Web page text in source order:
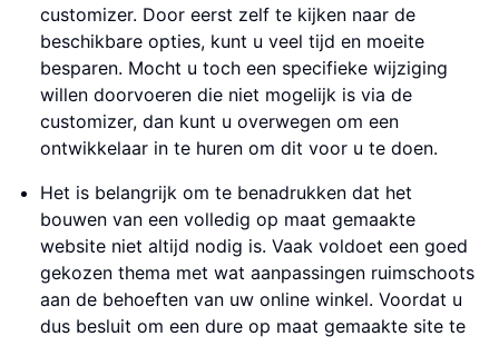
customizer. Door eerst zelf te kijken naar de
beschikbare opties, kunt u veel tijd en moeite
besparen. Mocht u toch een specifieke wijziging
willen doorvoeren die niet mogelijk is via de
customizer, dan kunt u overwegen om een
ontwikkelaar in te huren om dit voor u te doen.
Het is belangrijk om te benadrukken dat het
bouwen van een volledig op maat gemaakte
website niet altijd nodig is. Vaak voldoet een goed
gekozen thema met wat aanpassingen ruimschoots
aan de behoeften van uw online winkel. Voordat u
dus besluit om een dure op maat gemaakte site te